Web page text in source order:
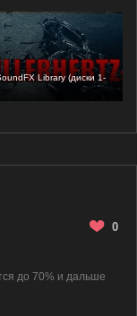
Library (диски 1-
0
до 70% и дальше